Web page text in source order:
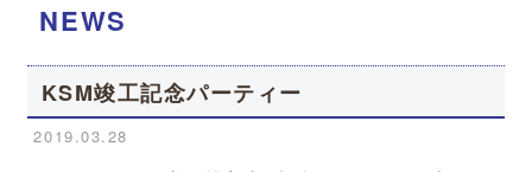
NEWS
KSM竣工記念パーティー
2019.03.28